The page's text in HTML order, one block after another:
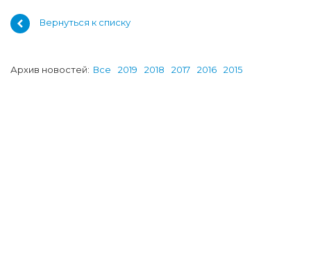
Вернуться к списку
Архив новостей: Все 2019 2018 2017 2016 2015